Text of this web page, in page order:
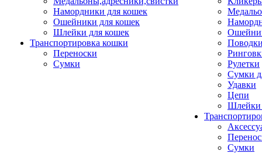
Намордники для кошек
Ошейники для кошек
Шлейки для кошек
Транспортировка кошки
Переноски
Сумки
Рулетки
Сумки
Удавки
Цепи
Шлейки
Сумки